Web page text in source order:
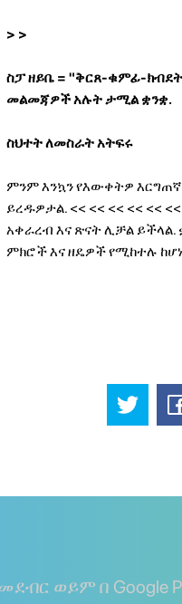
> >
ስፓ ዘይቤ = "ቅርጸ-ቁምፊ-
መልመጃዎች አሉት ታሚል ቋንቋ.
ስህተት ለመስራት አትፍሩ
ምንም እንኳን የእውቀትዎ
ይረዱዎታል. << << << << <<
አቀራረብ እና ጽናት ሊቻል
ምክሮች እና ዘዴዎች የሚከተሉ
ወይም በ Google